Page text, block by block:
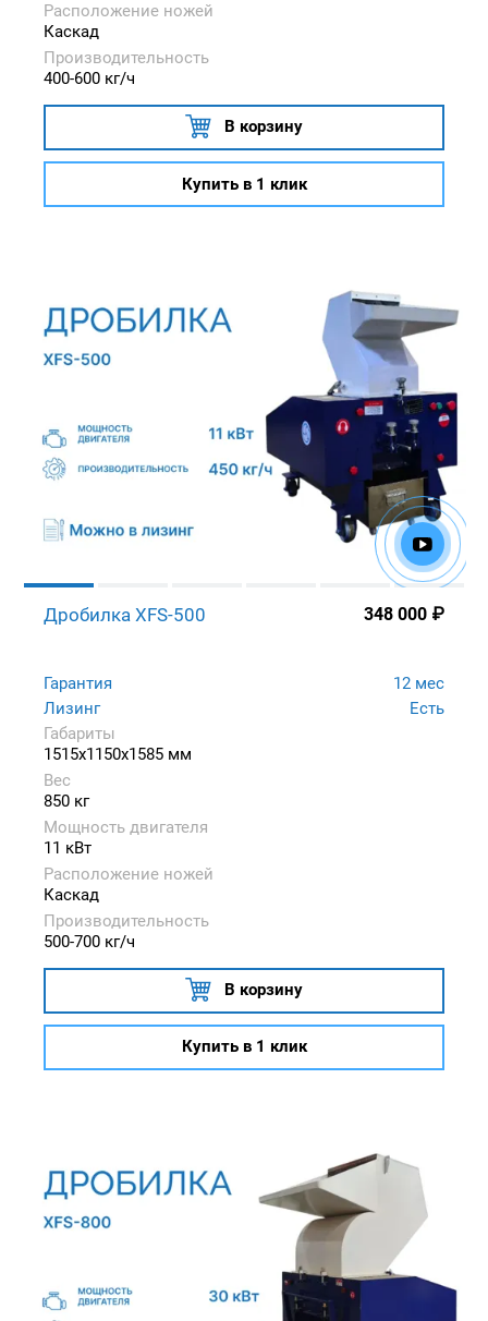
Расположение ножей
Каскад
Производительность
400-600 кг/ч
В корзину
Купить в 1 клик
Дробилка XFS-500 348 000 ₽
Гарантия
12 мес
Лизинг
Есть
Габариты
1515x1150x1585 мм
Вес
850 кг
Мощность двигателя
11 кВт
Расположение ножей
Каскад
Производительность
500-700 кг/ч
В корзину
Купить в 1 клик